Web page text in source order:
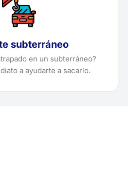
subterráneo
en un subterráneo?
a ayudarte a sacarlo.